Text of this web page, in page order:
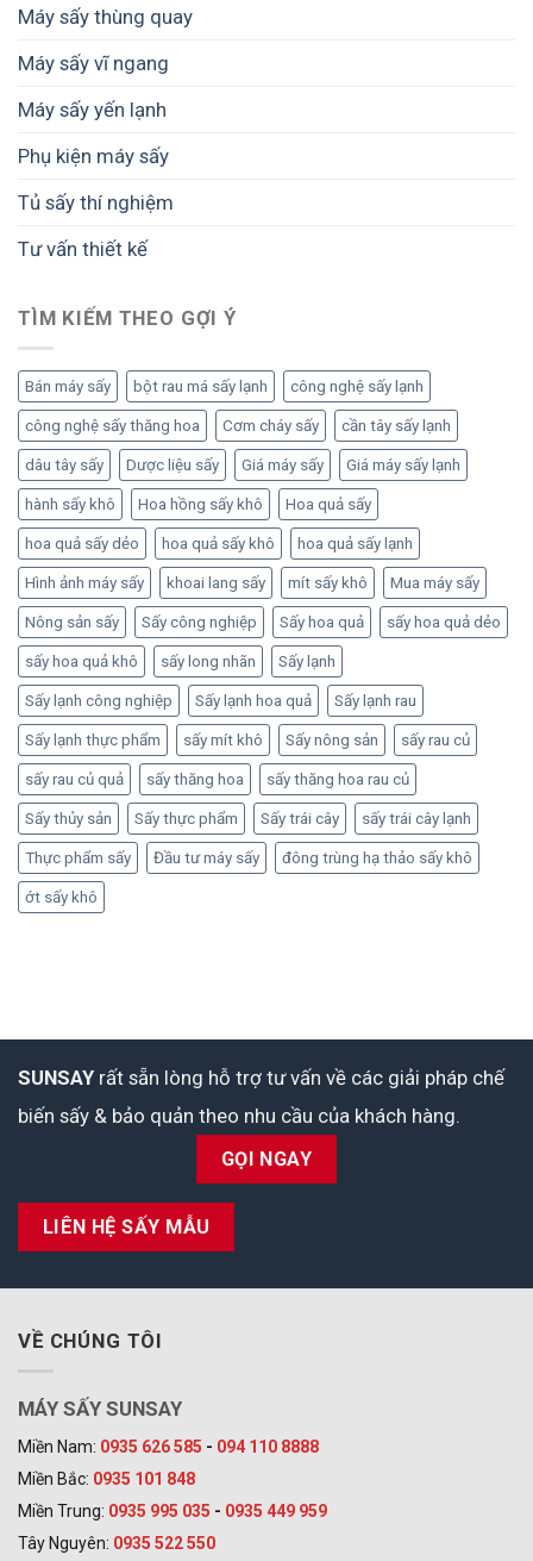
Máy sấy thùng quay
Máy sấy vĩ ngang
Máy sấy yến lạnh
Phụ kiện máy sấy
Tủ sấy thí nghiệm
Tư vấn thiết kế
TÌM KIẾM THEO GỢI Ý
Bán máy sấy bột rau má sấy lạnh công nghệ sấy lạnh
công nghệ sấy thăng hoa Cơm cháy sấy cần tây sấy lạnh
dâu tây sấy Dược liệu sấy Giá máy sấy Giá máy sấy lạnh
hành sấy khô Hoa hồng sấy khô Hoa quả sấy
hoa quả sấy dẻo hoa quả sấy khô hoa quả sấy lạnh
Hình ảnh máy sấy khoai lang sấy mít sấy khô Mua máy sấy
Nông sản sấy Sấy công nghiệp Sấy hoa quả sấy hoa quả dẻo
sấy hoa quả khô sấy long nhãn Sấy lạnh
Sấy lạnh công nghiệp Sấy lạnh hoa quả Sấy lạnh rau
Sấy lạnh thực phẩm sấy mít khô Sấy nông sản sấy rau củ
sấy rau củ quả sấy thăng hoa sấy thăng hoa rau củ
Sấy thủy sản Sấy thực phẩm Sấy trái cây sấy trái cây lạnh
Thực phẩm sấy Đầu tư máy sấy đông trùng hạ thảo sấy khô
ớt sấy khô
SUNSAY rất sẵn lòng hỗ trợ tư vấn về các giải pháp chế
biến sấy & bảo quản theo nhu cầu của khách hàng.
GỌI NGAY
LIÊN HỆ SẤY MẪU
VỀ CHÚNG TÔI
MÁY SẤY SUNSAY
Miền Nam: 0935 626 585 - 094 110 8888
Miền Bắc: 0935 101 848
Miền Trung: 0935 995 035 - 0935 449 959
Tây Nguyên: 0935 522 550